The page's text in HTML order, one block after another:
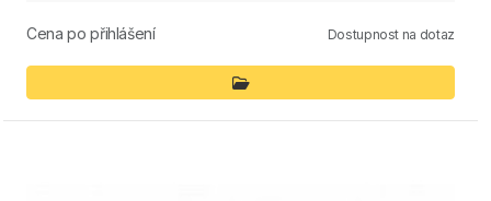
Cena po přihlášení Dostupnost na dotaz